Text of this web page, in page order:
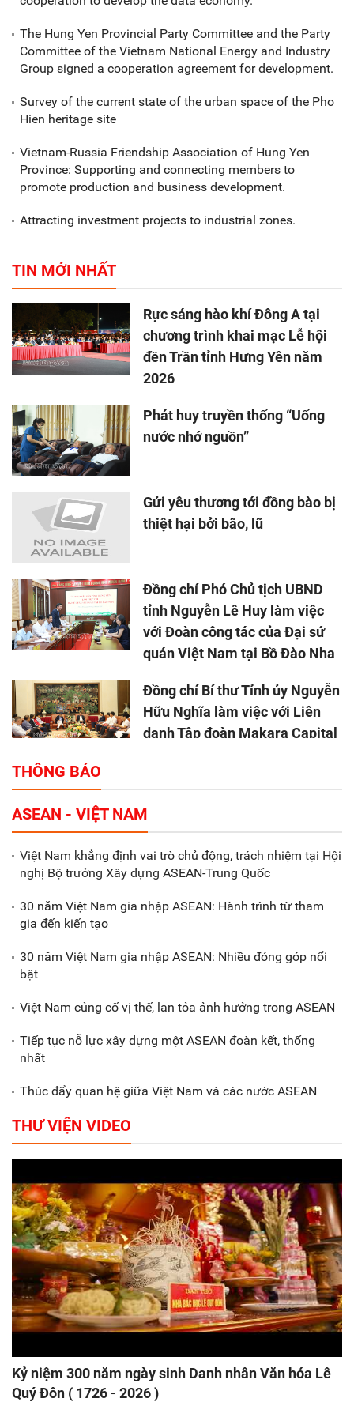
The Hung Yen Provincial Party Committee and the Party
Committee of the Vietnam National Energy and Industry
Group signed a cooperation agreement for development.
Survey of the current state of the urban space of the Pho
Hien heritage site
Vietnam-Russia Friendship Association of Hung Yen
Province: Supporting and connecting members to
promote production and business development.
Attracting investment projects to industrial zones.
TIN MỚI NHẤT
Rực sáng hào khí Đông A tại
chương trình khai mạc Lễ hội
đền Trần tỉnh Hưng Yên năm
2026
Phát huy truyền thống “Uống
nước nhớ nguồn”
Gửi yêu thương tới đồng bào bị
thiệt hại bởi bão, lũ
Đồng chí Phó Chủ tịch UBND
tỉnh Nguyễn Lê Huy làm việc
với Đoàn công tác của Đại sứ
quán Việt Nam tại Bồ Đào Nha
Đồng chí Bí thư Tỉnh ủy Nguyễn
Hữu Nghĩa làm việc với Liên
danh Tập đoàn Makara Capital
Tổng thu ngân sách nhà nước 9
tháng đầu năm 2025 đạt trên
70.600 tỷ đồng
Xã Nam Đông Hưng: Gặp mặt,
biểu dương các doanh nghiệp,
Gắn sản xuất với phát triển văn
THÔNG BÁO
ASEAN - VIỆT NAM
Việt Nam khẳng định vai trò chủ động, trách nhiệm tại Hội
nghị Bộ trưởng Xây dựng ASEAN-Trung Quốc
30 năm Việt Nam gia nhập ASEAN: Hành trình từ tham
gia đến kiến tạo
30 năm Việt Nam gia nhập ASEAN: Nhiều đóng góp nổi
bật
Việt Nam củng cố vị thế, lan tỏa ảnh hưởng trong ASEAN
Tiếp tục nỗ lực xây dựng một ASEAN đoàn kết, thống
nhất
Thúc đẩy quan hệ giữa Việt Nam và các nước ASEAN
THƯ VIỆN VIDEO
Kỷ niệm 300 năm ngày sinh Danh nhân Văn hóa Lê
Quý Đôn ( 1726 - 2026 )